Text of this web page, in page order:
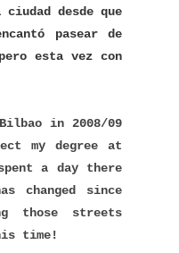
ciudad desde que
pasear de
esta vez con
in 2008/09
my degree at
a day there
changed since
those streets
time!